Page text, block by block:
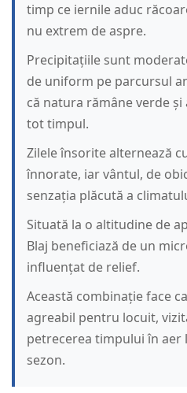
timp ce iernile aduc
nu extrem de aspre.
Precipitațiile sunt
de uniform pe parcursul
că natura rămâne verde
tot timpul.
Zilele însorite alternează
înnorate, iar vântul, de
senzația plăcută a
Situată la o altitudine de
Blaj beneficiază de un
influențat de relief.
Această combinație face
agreabil pentru locuit,
petrecerea timpului în aer
sezon.